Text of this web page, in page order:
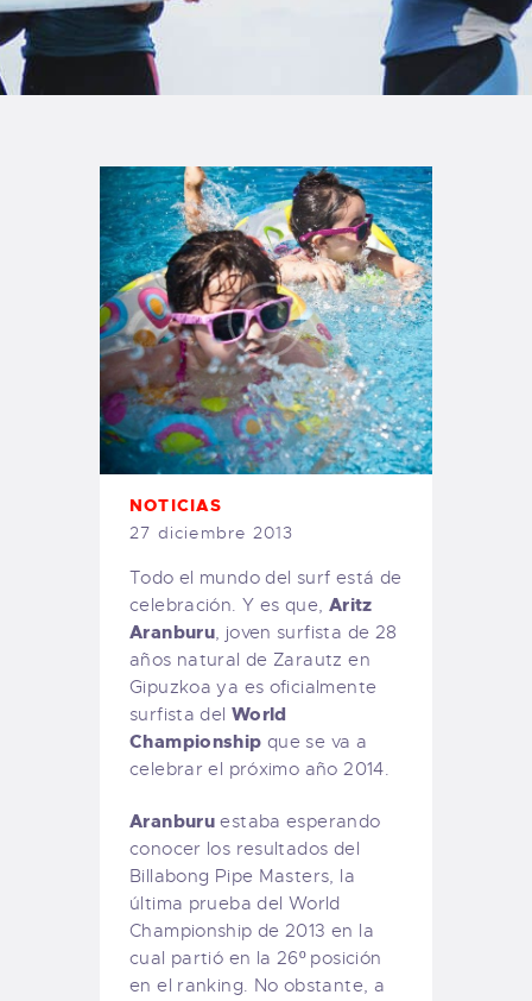
TIENDA FAMILY SURFERS
WEBCAM SALINAS
PEDIDOS
NOTICIAS
27 diciembre 2013
Todo el mundo del surf está de
celebración. Y es que, Aritz
Aranburu, joven surfista de 28
años natural de Zarautz en
Gipuzkoa ya es oficialmente
surfista del World
Championship que se va a
celebrar el próximo año 2014.
Aranburu estaba esperando
conocer los resultados del
Billabong Pipe Masters, la
última prueba del World
Championship de 2013 en la
cual partió en la 26º posición
en el ranking. No obstante, a